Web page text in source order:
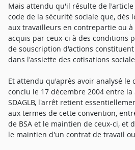
Mais attendu qu'il résulte de l'article
code de la sécurité sociale que, dès
aux travailleurs en contrepartie ou
acquis par ceux-ci à des conditions
de souscription d'actions
dans l'assiette des cotisations
Et attendu qu'après avoir analysé
conclu le 17 décembre 2004 entre la
SDAGLB, l'arrêt retient
aux termes de cette convention,
de BSA et le maintien de ceux-ci, et
le maintien d'un contrat de travail